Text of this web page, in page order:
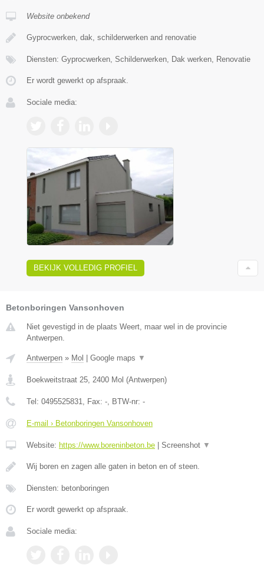
Website onbekend
Gyprocwerken, dak, schilderwerken and renovatie
Diensten: Gyprocwerken, Schilderwerken, Dak werken, Renovatie
Er wordt gewerkt op afspraak.
Sociale media:
BEKIJK VOLLEDIG PROFIEL
Betonboringen Vansonhoven
Niet gevestigd in de plaats Weert, maar wel in de provincie
Antwerpen.
Antwerpen » Mol | Google maps ▼
Boekweitstraat 25 2400 Mol (Antwerpen)
Tel: 0495525831 , Fax: - , BTW-nr: -
E-mail › Betonboringen Vansonhoven
Website: https://www.boreninbeton.be | Screenshot ▼
Wij boren en zagen alle gaten in beton en of steen.
Diensten: betonboringen
Er wordt gewerkt op afspraak.
Sociale media: